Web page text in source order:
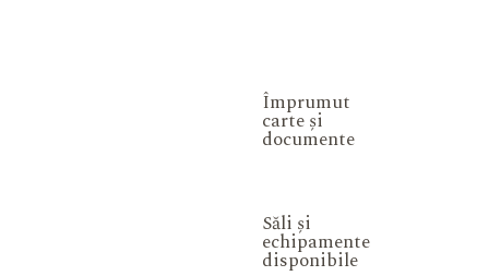
Împrumut
carte și
documente
Săli și
echipamente
disponibile